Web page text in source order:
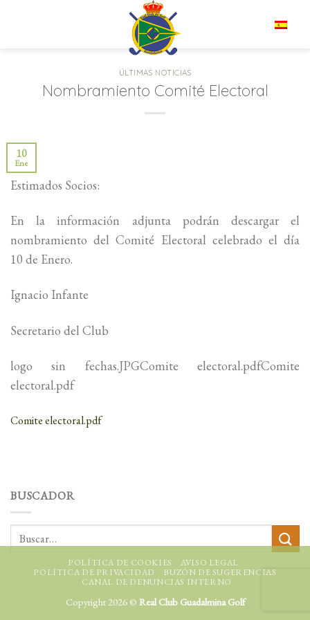
ÚLTIMAS NOTICIAS
Nombramiento Comité Electoral
10
Ene
Estimados Socios:
En la información adjunta podrán descargar el
nombramiento del Comité Electoral celebrado el día
10 de Enero.
Ignacio Infante
Secretario del Club
logo sin fechas.JPGComite electoral.pdfComite
electoral.pdf
Comite electoral.pdf
BUSCADOR
POLÍTICA DE COOKIES
AVISO LEGAL
POLÍTICA DE PRIVACIDAD
BUZÓN DE SUGERENCIAS
CANAL DE DENUNCIAS INTERNO
Copyright 2026 © Real Club Guadalmina Golf